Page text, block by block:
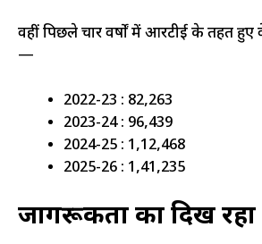
वहीं पिछले चार वर्षों में आरटीई के तहत हुए
—
2022-23 : 82,263
2023-24 : 96,439
2024-25 : 1,12,468
2025-26 : 1,41,235
जागरूकता का दिख